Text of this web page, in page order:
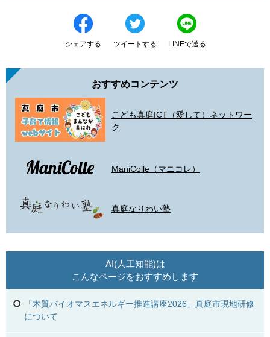
シェアする ツイートする LINEで送る
おすすめコンテンツ
こども真庭ICT（愛して）ネットワー
ク
ManiColle（マニコレ）
真庭なりわい塾
AI(人工知能)は
こんなページをおすすめします
「木質バイオマスエネルギー推進講座2026」真庭市現地研修
について